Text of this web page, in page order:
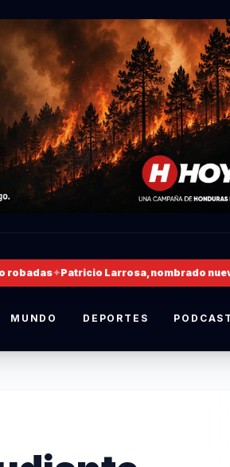
✦Patricio Larrosa, nombrado nuevo
MUNDO DEPORTES PODCAST